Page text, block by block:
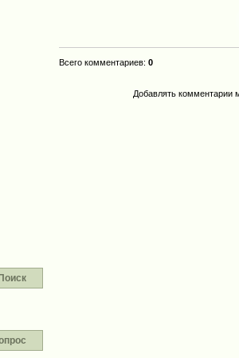
Поиск
Всего комментариев: 0
Добавлять комментарии